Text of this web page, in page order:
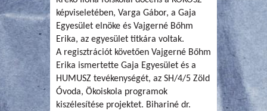
képviseletében, Varga Gábor, a Gaja
Egyesület elnöke és Vajgerné Bőhm
Erika, az egyesület titkára voltak.
A regisztrációt követően Vajgerné Bőhm
Erika ismertette Gaja Egyesület és a
HUMUSZ tevékenységét, az SH/4/5 Zöld
Óvoda, Ökoiskola programok
kiszélesítése projektet. Bihariné dr.